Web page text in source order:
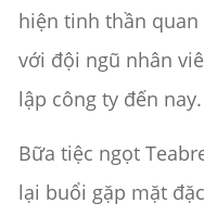
hiện tinh thần
với đội ngũ nhân
lập công ty đến nay.
Bữa tiệc ngọt
lại buổi gặp mặt